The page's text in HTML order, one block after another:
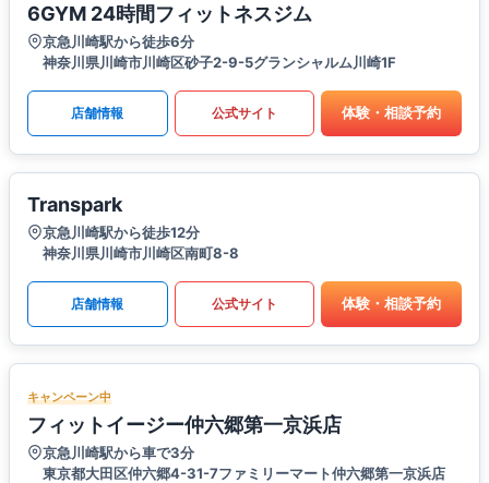
6GYM 24時間フィットネスジム
京急川崎駅から徒歩6分
神奈川県川崎市川崎区砂子2-9-5グランシャルム川崎1F
店舗情報 公式サイト 体験・相談予約
Transpark
京急川崎駅から徒歩12分
神奈川県川崎市川崎区南町8-8
店舗情報 公式サイト 体験・相談予約
キャンペーン中
フィットイージー仲六郷第一京浜店
京急川崎駅から車で3分
東京都大田区仲六郷4-31-7ファミリーマート仲六郷第一京浜店